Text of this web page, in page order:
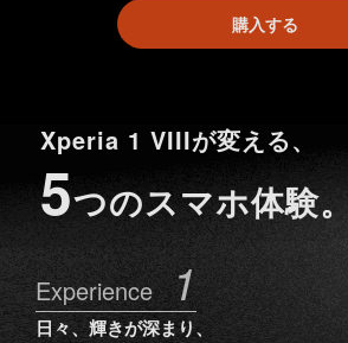
購入する
Xperia 1 VIIIが変える、
5つのスマホ体験。
Experience 1
日々、輝きが深まり、